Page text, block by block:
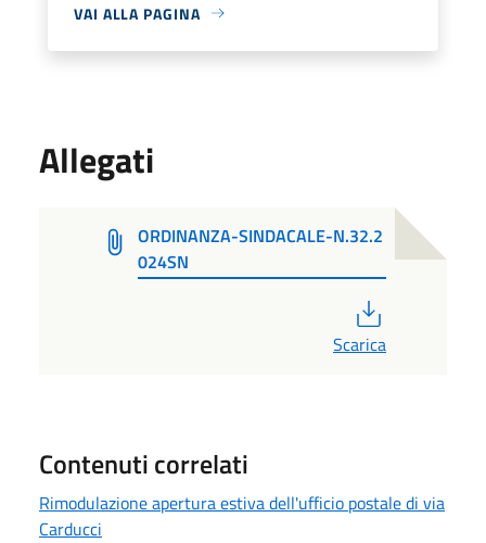
VAI ALLA PAGINA
Allegati
ORDINANZA-SINDACALE-N.32.2
024SN
Scarica
Contenuti correlati
Rimodulazione apertura estiva dell'ufficio postale di via
Carducci